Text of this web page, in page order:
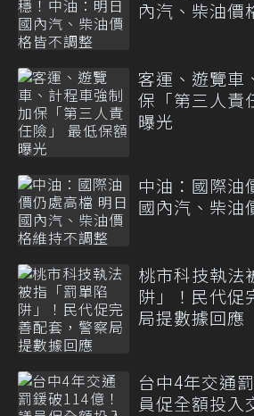
內汽、柴油價
客運、遊覽車
保「第三人責
曝光
中油：國際油
國內汽、柴油
桃市科技執法
阱」！民代促
局提數據回應
台中4年交通
員促全額投入